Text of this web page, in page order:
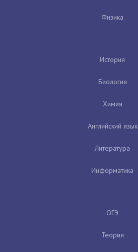
Физика
История
Биология
Химия
Английский язык
Литература
Информатика
ОГЭ
Теория